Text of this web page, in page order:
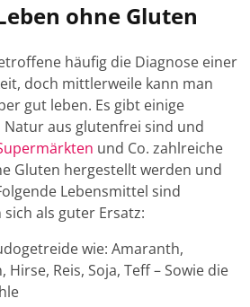
ohne Gluten
häufig die Diagnose einer
doch mittlerweile kann man
gut leben. Es gibt einige
aus glutenfrei sind und
und Co. zahlreiche
Gluten hergestellt werden und
Lebensmittel sind
als guter Ersatz:
wie: Amaranth,
Hirse, Reis, Soja, Teff – Sowie die